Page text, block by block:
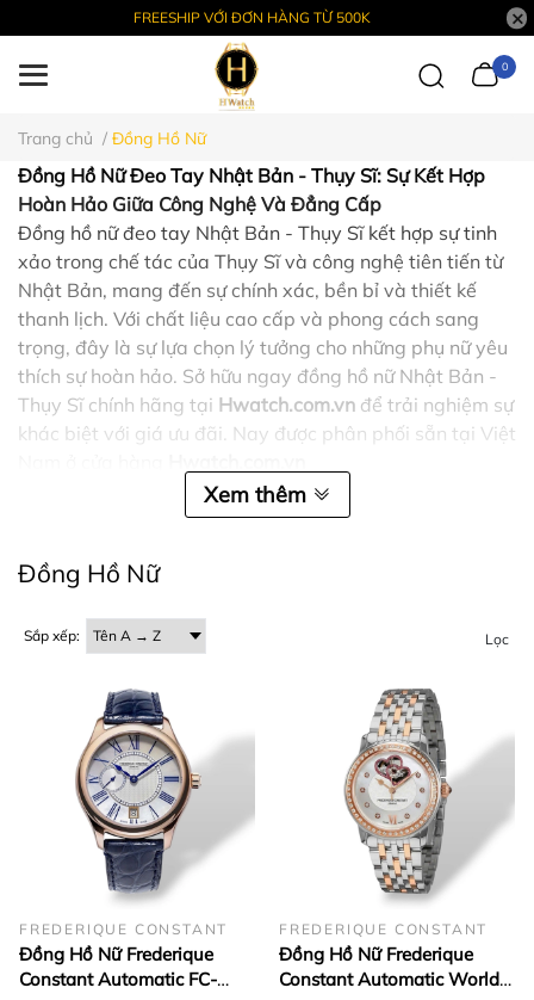
FREESHIP VỚI ĐƠN HÀNG TỪ 500K
0
Trang chủ / Đồng Hồ Nữ
Đồng Hồ Nữ Đeo Tay Nhật Bản - Thụy Sĩ: Sự Kết Hợp
Hoàn Hảo Giữa Công Nghệ Và Đẳng Cấp
Đồng hồ nữ đeo tay Nhật Bản - Thụy Sĩ kết hợp sự tinh
xảo trong chế tác của Thụy Sĩ và công nghệ tiên tiến từ
Nhật Bản, mang đến sự chính xác, bền bỉ và thiết kế
thanh lịch. Với chất liệu cao cấp và phong cách sang
trọng, đây là sự lựa chọn lý tưởng cho những phụ nữ yêu
thích sự hoàn hảo. Sở hữu ngay đồng hồ nữ Nhật Bản -
Thụy Sĩ chính hãng tại Hwatch.com.vn để trải nghiệm sự
khác biệt với giá ưu đãi. Nay được phân phối sẵn tại Việt
Hotlinie : 0975356749
Thạnh - TP Hồ Chí Minh - Việt Nam
Xem thêm
Đồng Hồ Nữ
Sắp xếp: Lọc
FREDERIQUE CONSTANT
Đồng Hồ Nữ Frederique
Constant Automatic FC-
FREDERIQUE CONSTANT
Đồng Hồ Nữ Frederique
Constant Automatic World